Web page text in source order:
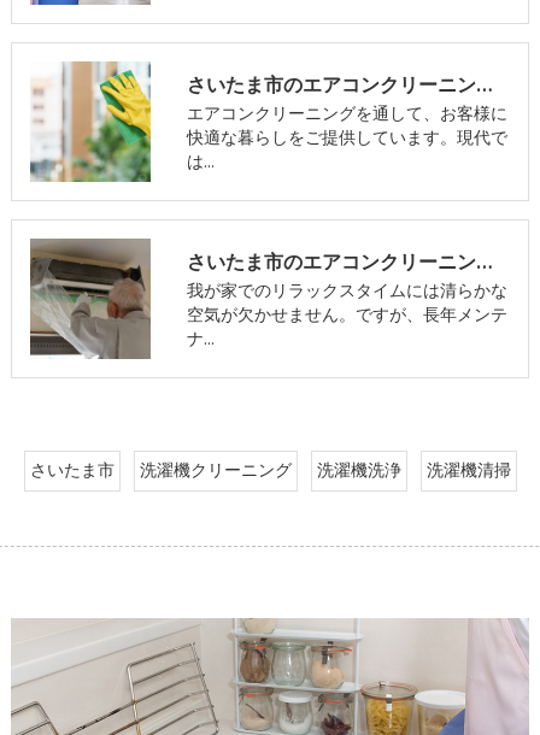
さいたま市のエアコンクリーニング･おそうじアンサーの口コミ情報
エアコンクリーニングを通して、お客様に
快適な暮らしをご提供しています。現代で
は…
さいたま市のエアコンクリーニング･おそうじアンサーのお客様の声
我が家でのリラックスタイムには清らかな
空気が欠かせません。ですが、長年メンテ
ナ…
さいたま市 洗濯機クリーニング 洗濯機洗浄 洗濯機清掃